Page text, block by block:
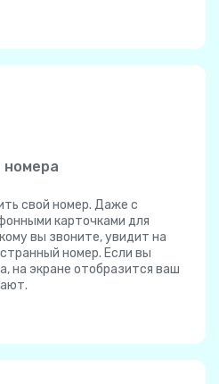
номера
свой номер. Даже с
карточками для
вы звоните, увидит на
номер. Если вы
на экране отобразится ваш